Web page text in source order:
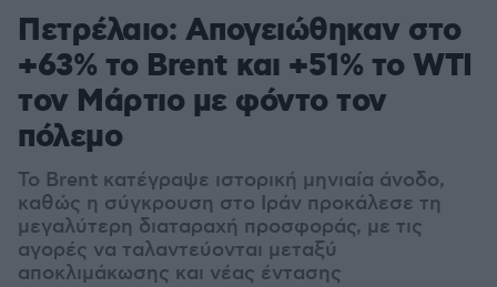
Πετρέλαιο: Απογειώθηκαν στο
+63% το Brent και +51% το WTI
τον Μάρτιο με φόντο τον
πόλεμο
Το Brent κατέγραψε ιστορική μηνιαία άνοδο,
καθώς η σύγκρουση στο Ιράν προκάλεσε τη
μεγαλύτερη διαταραχή προσφοράς, με τις
αγορές να ταλαντεύονται μεταξύ
αποκλιμάκωσης και νέας έντασης